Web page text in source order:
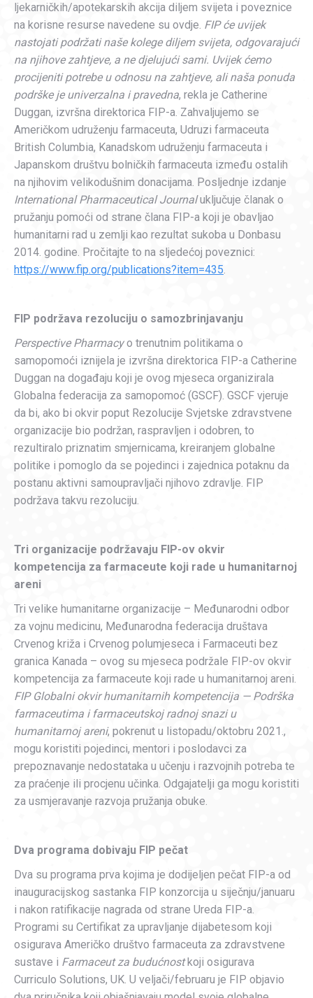
ljekarničkih/apotekarskih akcija diljem svijeta i poveznice
na korisne resurse navedene su ovdje. FIP će uvijek
nastojati podržati naše kolege diljem svijeta, odgovarajući
na njihove zahtjeve, a ne djelujući sami. Uvijek ćemo
procijeniti potrebe u odnosu na zahtjeve, ali naša ponuda
podrške je univerzalna i pravedna, rekla je Catherine
Duggan, izvršna direktorica FIP-a. Zahvaljujemo se
Američkom udruženju farmaceuta, Udruzi farmaceuta
British Columbia, Kanadskom udruženju farmaceuta i
Japanskom društvu bolničkih farmaceuta između ostalih
na njihovim velikodušnim donacijama. Posljednje izdanje
International Pharmaceutical Journaluključuje članak o
pružanju pomoći od strane člana FIP-a koji je obavljao
humanitarni rad u zemlji kao rezultat sukoba u Donbasu
2014. godine. Pročitajte to na sljedećoj poveznici:
https://www.fip.org/publications?item=435.
FIP podržava rezoluciju o samozbrinjavanju
Perspective Pharmacyo trenutnim politikama o
samopomoći iznijela je izvršna direktorica FIP-a Catherine
Duggan na događaju koji je ovog mjeseca organizirala
Globalna federacija za samopomoć (GSCF). GSCF vjeruje
da bi, ako bi okvir poput Rezolucije Svjetske zdravstvene
organizacije bio podržan, raspravljen i odobren, to
rezultiralo priznatim smjernicama, kreiranjem globalne
politike i pomoglo da se pojedinci i zajednica potaknu da
postanu aktivni samoupravljači njihovo zdravlje. FIP
podržava takvu rezoluciju.
Tri organizacije podržavaju FIP-ov okvir
kompetencija za farmaceute koji rade u humanitarnoj
areni
Tri velike humanitarne organizacije – Međunarodni odbor
za vojnu medicinu, Međunarodna federacija društava
Crvenog križa i Crvenog polumjeseca i Farmaceuti bez
granica Kanada – ovog su mjeseca podržale FIP-ov okvir
kompetencija za farmaceute koji rade u humanitarnoj areni.
FIP Globalni okvir humanitarnih kompetencija — Podrška
farmaceutima i farmaceutskoj radnoj snazi ​​u
humanitarnoj areni, pokrenut u listopadu/oktobru 2021.,
mogu koristiti pojedinci, mentori i poslodavci za
prepoznavanje nedostataka u učenju i razvojnih potreba te
za praćenje ili procjenu učinka. Odgajatelji ga mogu koristiti
za usmjeravanje razvoja pružanja obuke.
Dva programa dobivaju FIP pečat
Dva su programa prva kojima je dodijeljen pečat FIP-a od
inauguracijskog sastanka FIP konzorcija u siječnju/januaru
i nakon ratifikacije nagrada od strane Ureda FIP-a.
Programi su Certifikat za upravljanje dijabetesom koji
osigurava Američko društvo farmaceuta za zdravstvene
sustave i Farmaceut za budućnostkoji osigurava
Curriculo Solutions, UK. U veljači/februaru je FIP objavio